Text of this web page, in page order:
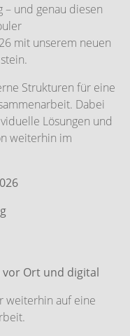
und genau diesen
mit unserem neuen
Strukturen für eine
Dabei
Lösungen und
weiterhin im
vor Ort und digital
weiterhin auf eine